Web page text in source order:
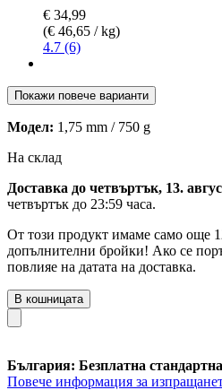
€ 34,99
(€ 46,65 / kg)
4.7 (6)
Покажи повече варианти
Модел: 1,75 mm / 750 g
На склад
Доставка до четвъртък, 13.
четвъртък до 23:59 часа.
От този продукт имаме само още
допълнителни бройки! Ако се
повлияе на датата на доставка.
В кошницата
България: Безплатна
Повече информация за